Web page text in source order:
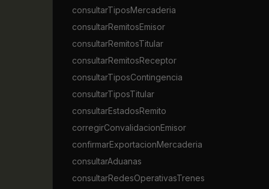
consultarTiposMercaderia
consultarRemitosEmisor
consultarRemitosTitular
consultarRemitosReceptor
consultarTiposContingencia
consultarTiposTitular
consultarEstadosRemito
corregirConvalidacionEmisor
confirmarExportacionMercaderia
consultarAduanas
consultarRedesOperativasTrenes